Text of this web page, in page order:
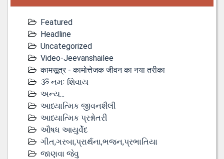
Featured
Headline
Uncategorized
Video-Jeevanshailee
कामसूत्र - कामोत्तेजक जीवन का नया तरीका
ૐ નમઃ શિવાય
અન્ય...
આધ્યાત્મિક જીવનશૈલી
આધ્યાત્મિક પ્રશ્નોતરી
ઔષધ આયુર્વેદ
ગીત,ગરબા,પ્રાર્થના,ભજન,પ્રભાતિયા
જાણવા જેવુ